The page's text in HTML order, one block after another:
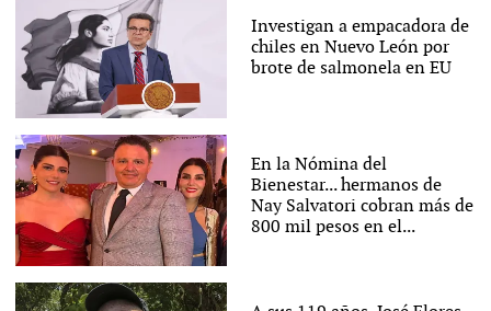
Investigan a empacadora de
chiles en Nuevo León por
brote de salmonela en EU
En la Nómina del
Bienestar... hermanos de
Nay Salvatori cobran más de
800 mil pesos en el...